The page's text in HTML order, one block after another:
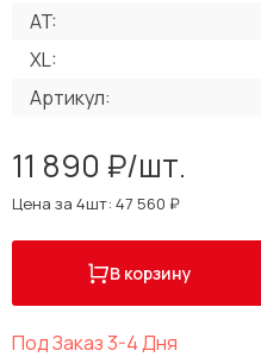
11 890 ₽/шт.
Цена за 4шт: 47 560 ₽
В корзину
Под Заказ 3-4 Дня
AT:
XL:
Артикул: